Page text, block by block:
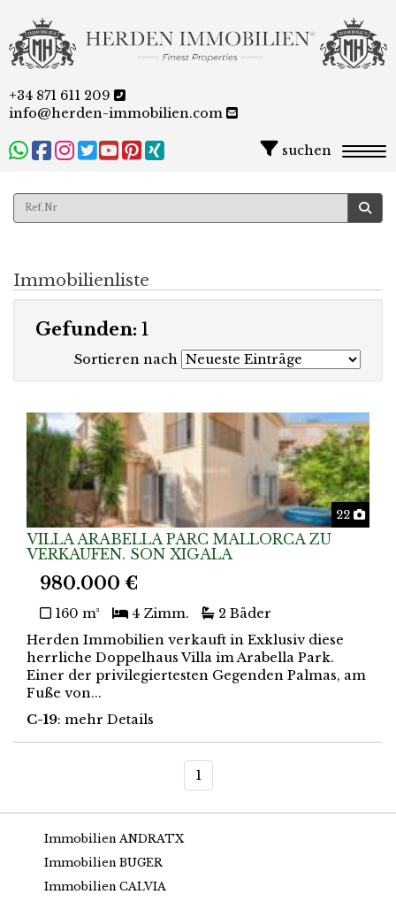
+34 871 611 209
info@herden-immobilien.com
suchen
Immobilienliste
Gefunden: 1
Sortieren nach
22 Fotos
VILLA ARABELLA PARC MALLORCA ZU
VERKAUFEN. SON XIGALA
980.000 €
160 m² 4 Zimm.
2 Bäder
Herden Immobilien verkauft in Exklusiv diese
herrliche Doppelhaus Villa im Arabella Park.
Einer der privilegiertesten Gegenden Palmas, am
Fuße von...
C-19: mehr Details
1
Immobilien ANDRATX
Immobilien BUGER
Immobilien CALVIA